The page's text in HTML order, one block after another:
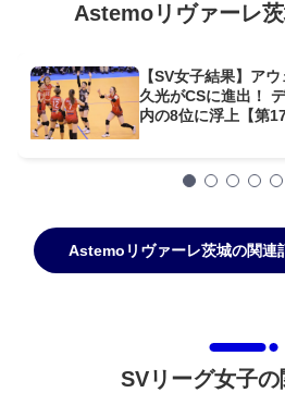
Astemoリヴァーレ
【SV女子結果】ア
久光がCSに進出！
内の8位に浮上【第17
Astemoリヴァーレ茨城の関連
SVリーグ女子